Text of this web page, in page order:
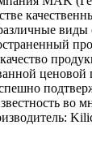
ценовой
во